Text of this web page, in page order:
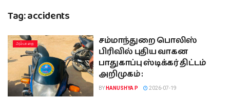
Tag:accidents
அம்பாறை
சம்மாந்துறை பொலிஸ்
பிரிவில் புதிய வாகன
பாதுகாப்பு ஸ்டிக்கர் திட்டம்
அறிமுகம் :
BY HANUSHYA P 2026-07-19